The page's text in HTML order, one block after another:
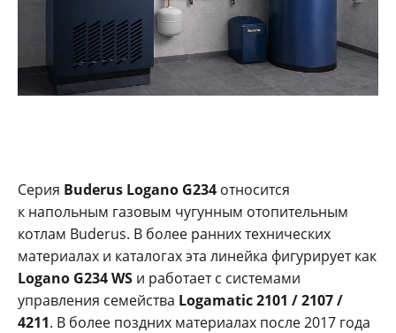
Серия Buderus Logano G234 относится
к напольным газовым чугунным отопительным
котлам Buderus. В более ранних технических
материалах и каталогах эта линейка фигурирует как
Logano G234 WS и работает с системами
управления семейства Logamatic 2101 / 2107 /
4211. В более поздних материалах после 2017 года